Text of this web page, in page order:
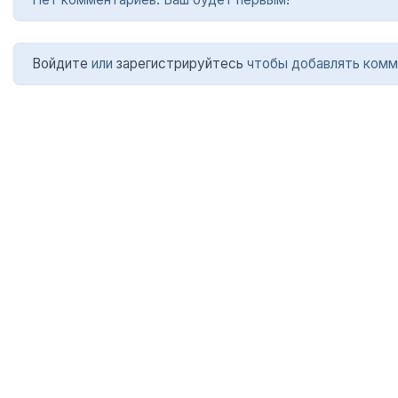
Войдите или зарегистрируйтесь чтобы добавлять